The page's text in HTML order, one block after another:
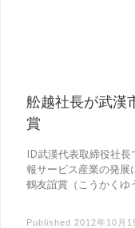
舩越社長が武漢
賞
ID武漢代表取締役社
報サービス産業の発
鶴友誼賞（こうかく
Published 2012年10月